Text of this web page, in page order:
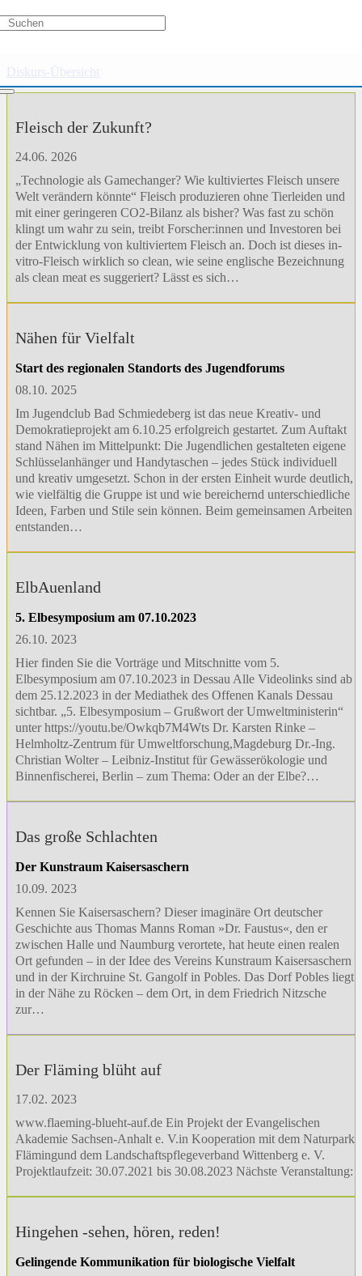
Aufs Land
Fleisch der Zukunft?
24.06. 2026
„Technologie als Gamechanger? Wie kultiviertes Fleisch unsere
Welt verändern könnte“ Fleisch produzieren ohne Tierleiden und
mit einer geringeren CO2-Bilanz als bisher? Was fast zu schön
klingt um wahr zu sein, treibt Forscher:innen und Investoren bei
der Entwicklung von kultiviertem Fleisch an. Doch ist dieses in-
vitro-Fleisch wirklich so clean, wie seine englische Bezeichnung
als clean meat es suggeriert? Lässt es sich…
Nähen für Vielfalt
Start des regionalen Standorts des Jugendforums
08.10. 2025
Im Jugendclub Bad Schmiedeberg ist das neue Kreativ- und
Demokratieprojekt am 6.10.25 erfolgreich gestartet. Zum Auftakt
stand Nähen im Mittelpunkt: Die Jugendlichen gestalteten eigene
Schlüsselanhänger und Handytaschen – jedes Stück individuell
und kreativ umgesetzt. Schon in der ersten Einheit wurde deutlich,
wie vielfältig die Gruppe ist und wie bereichernd unterschiedliche
Ideen, Farben und Stile sein können. Beim gemeinsamen Arbeiten
entstanden…
ElbAuenland
5. Elbesymposium am 07.10.2023
26.10. 2023
Hier finden Sie die Vorträge und Mitschnitte vom 5.
Elbesymposium am 07.10.2023 in Dessau Alle Videolinks sind ab
dem 25.12.2023 in der Mediathek des Offenen Kanals Dessau
sichtbar. „5. Elbesymposium – Grußwort der Umweltministerin“
unter https://youtu.be/Owkqb7M4Wts Dr. Karsten Rinke –
Helmholtz-Zentrum für Umweltforschung,Magdeburg Dr.-Ing.
Christian Wolter – Leibniz-Institut für Gewässerökologie und
Binnenfischerei, Berlin – zum Thema: Oder an der Elbe?…
Das große Schlachten
Der Kunstraum Kaisersaschern
10.09. 2023
Kennen Sie Kaisersaschern? Dieser imaginäre Ort deutscher
Geschichte aus Thomas Manns Roman »Dr. Faustus«, den er
zwischen Halle und Naumburg verortete, hat heute einen realen
Ort gefunden – in der Idee des Vereins Kunstraum Kaisersaschern
und in der Kirchruine St. Gangolf in Pobles. Das Dorf Pobles liegt
in der Nähe zu Röcken – dem Ort, in dem Friedrich Nitzsche
zur…
Der Fläming blüht auf
17.02. 2023
www.flaeming-blueht-auf.de Ein Projekt der Evangelischen
Akademie Sachsen-Anhalt e. V.in Kooperation mit dem Naturpark
Flämingund dem Landschaftspflegeverband Wittenberg e. V.
Projektlaufzeit: 30.07.2021 bis 30.08.2023 Nächste Veranstaltung:
Hingehen -sehen, hören, reden!
Gelingende Kommunikation für biologische Vielfalt